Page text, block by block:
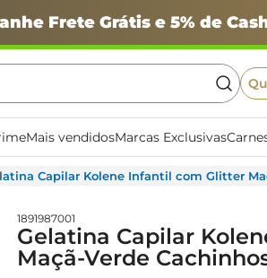
Frete Grátis e 5% de
Mais vendidosMarcas Exclusivas
Capilar Kolene Infantil com Glitter
1891987001
Gelatina Capilar
Maçã-Verde